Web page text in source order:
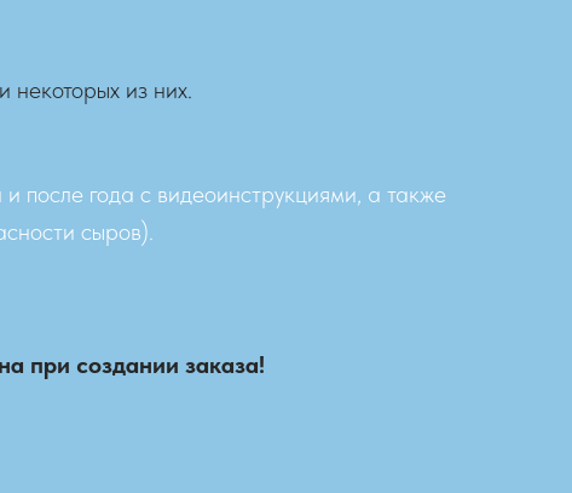
из них.
и после года с видеоинструкциями, а также
сыров).
при создании заказа!